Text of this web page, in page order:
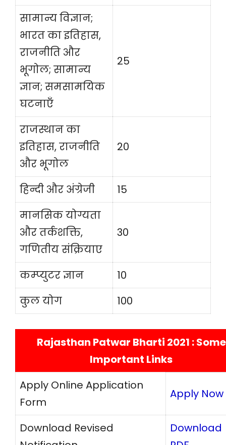
सामान्य विज्ञान;
भारत का इतिहास,
राजनीति और
भूगोल; सामान्य
ज्ञान; समसामयिक
घटनाएँ
25
राजस्थान का
इतिहास, राजनीति
और भूगोल
20
हिन्दी और अंग्रेजी
15
मानसिक योग्यता
और तर्कशक्ति,
गणितीय संक्रियाए
30
कम्प्युटर ज्ञान
10
कुल योग
100
Rajasthan Patwar Bharti 2021 : Some
Important Links
Apply Online Application
Form
Apply Now
Download Revised
Download